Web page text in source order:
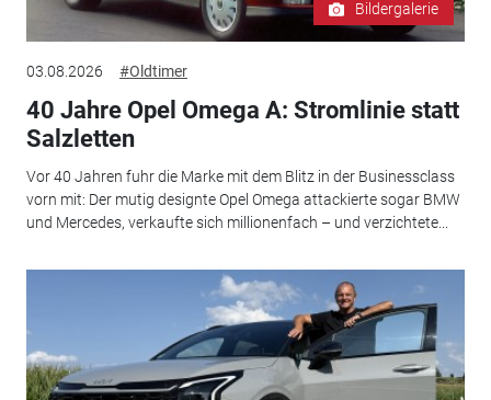
Bildergalerie
03.08.2026 #Oldtimer
40 Jahre Opel Omega A: Stromlinie statt
Salzletten
Vor 40 Jahren fuhr die Marke mit dem Blitz in der Businessclass
vorn mit: Der mutig designte Opel Omega attackierte sogar BMW
und Mercedes, verkaufte sich millionenfach – und verzichtete...